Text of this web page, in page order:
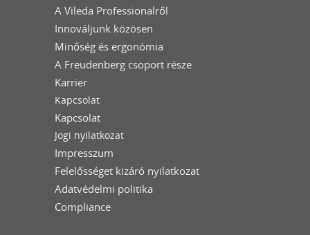
A Vileda Professionalről
Innováljunk közösen
Minőség és ergonómia
A Freudenberg csoport része
Karrier
Kapcsolat
Kapcsolat
Jogi nyilatkozat
Impresszum
Felelősséget kizáró nyilatkozat
Adatvédelmi politika
Compliance